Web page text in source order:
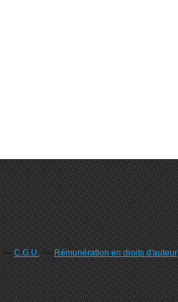
C.G.U. Rémunération en droits d'auteur